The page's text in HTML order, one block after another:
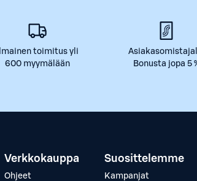
Ilmainen toimitus yli
600 myymälään
Bonusta jopa 5
Verkkokauppa
Ohjeet
Suosittelemme
Kampanjat